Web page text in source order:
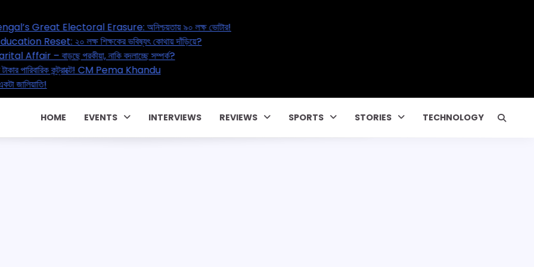
Erasure: অনিশ্চয়তায় ৯০ লক্ষ ভোটার!
ভবিষ্যৎ কোথায় দাঁড়িয়ে?
নাকি বদলাচ্ছে সম্পর্ক?
CM Pema Khandu
HOME EVENTS INTERVIEWS REVIEWS SPORTS STORIES TECHNOLOGY